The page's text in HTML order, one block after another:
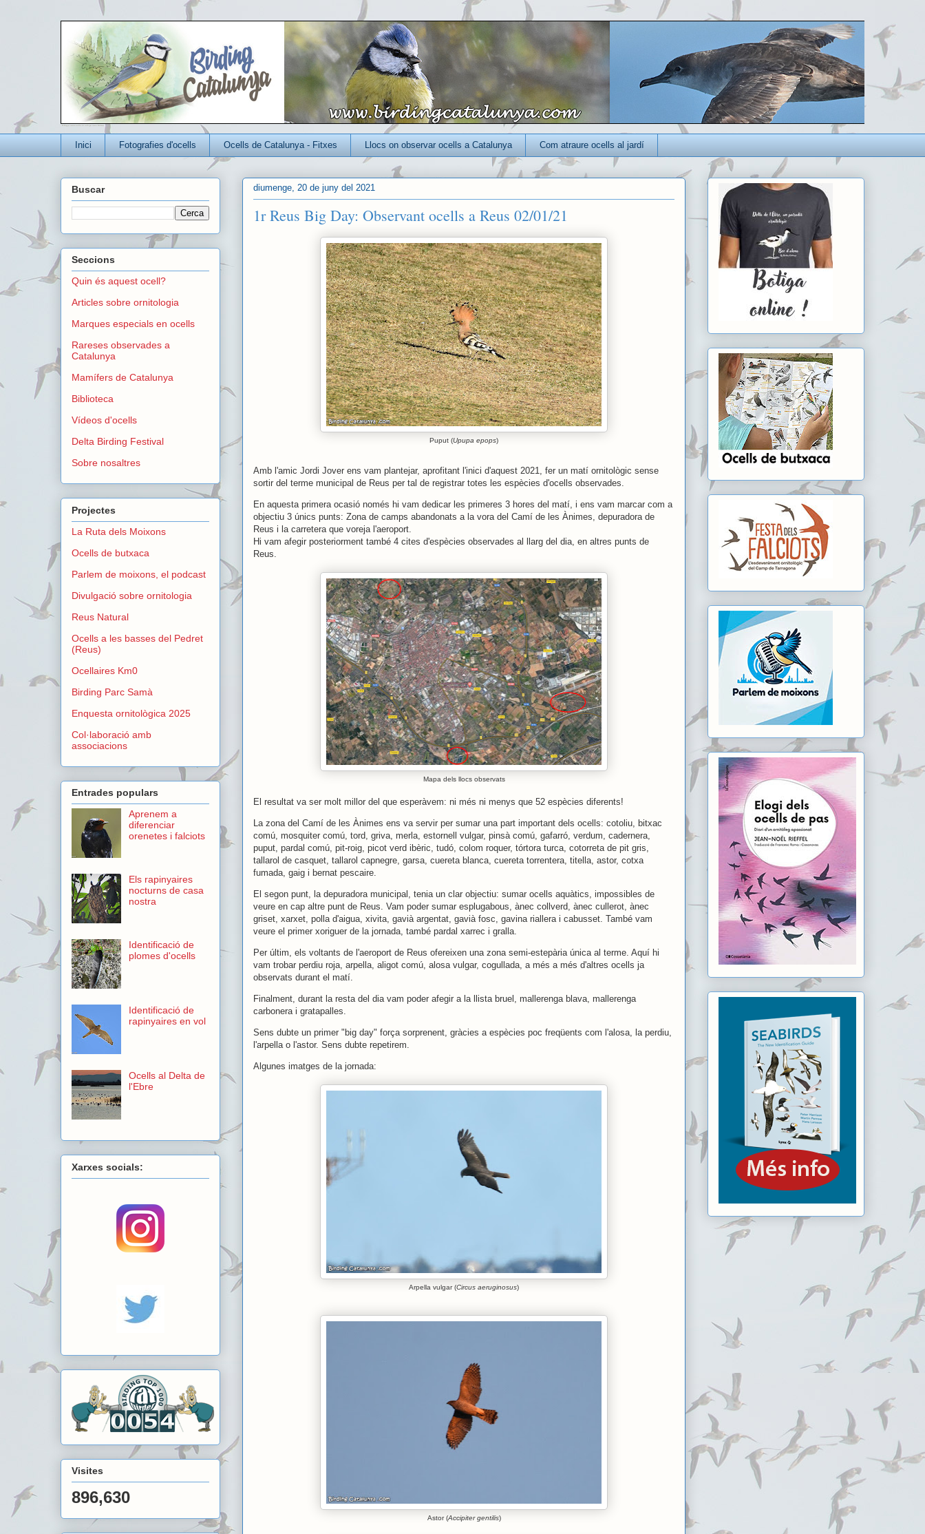
Un blog per conèixer millor els ocells que viuen a Catalunya
Inici Fotografies d'ocells Ocells de Catalunya - Fitxes Llocs on observar ocells a Catalunya Com atraure ocells al jardí
diumenge, 20 de juny del 2021
1r Reus Big Day: Observant ocells a Reus 02/01/21
Puput (Upupa epops)
Amb l'amic Jordi Jover ens vam plantejar, aprofitant l'inici d'aquest 2021, fer un matí ornitològic sense
sortir del terme municipal de Reus per tal de registrar totes les espècies d'ocells observades.
En aquesta primera ocasió només hi vam dedicar les primeres 3 hores del matí, i ens vam marcar com a
objectiu 3 únics punts: Zona de camps abandonats a la vora del Camí de les Ànimes, depuradora de
Reus i la carretera que voreja l'aeroport.
Hi vam afegir posteriorment també 4 cites d'espècies observades al llarg del dia, en altres punts de
Reus.
Mapa dels llocs observats
El resultat va ser molt millor del que esperàvem: ni més ni menys que 52 espècies diferents!
La zona del Camí de les Ànimes ens va servir per sumar una part important dels ocells: cotoliu, bitxac
comú, mosquiter comú, tord, griva, merla, estornell vulgar, pinsà comú, gafarró, verdum, cadernera,
puput, pardal comú, pit-roig, picot verd ibèric, tudó, colom roquer, tórtora turca, cotorreta de pit gris,
tallarol de casquet, tallarol capnegre, garsa, cuereta blanca, cuereta torrentera, titella, astor, cotxa
fumada, gaig i bernat pescaire.
El segon punt, la depuradora municipal, tenia un clar objectiu: sumar ocells aquàtics, impossibles de
veure en cap altre punt de Reus. Vam poder sumar esplugabous, ànec collverd, ànec cullerot, ànec
griset, xarxet, polla d'aigua, xivita, gavià argentat, gavià fosc, gavina riallera i cabusset. També vam
veure el primer xoriguer de la jornada, també pardal xarrec i gralla.
Per últim, els voltants de l'aeroport de Reus ofereixen una zona semi-estepària única al terme. Aquí hi
vam trobar perdiu roja, arpella, aligot comú, alosa vulgar, cogullada, a més a més d'altres ocells ja
observats durant el matí.
Finalment, durant la resta del dia vam poder afegir a la llista bruel, mallerenga blava, mallerenga
carbonera i gratapalles.
Sens dubte un primer "big day" força sorprenent, gràcies a espècies poc freqüents com l'alosa, la perdiu,
l'arpella o l'astor. Sens dubte repetirem.
Algunes imatges de la jornada:
Arpella vulgar (Circus aeruginosus)
Astor (Accipiter gentilis)
Buscar
Seccions
Quin és aquest ocell?
Articles sobre ornitologia
Marques especials en ocells
Rareses observades a
Catalunya
Mamífers de Catalunya
Biblioteca
Vídeos d'ocells
Delta Birding Festival
Sobre nosaltres
Projectes
La Ruta dels Moixons
Ocells de butxaca
Parlem de moixons, el podcast
Divulgació sobre ornitologia
Reus Natural
Ocells a les basses del Pedret
(Reus)
Ocellaires Km0
Birding Parc Samà
Enquesta ornitològica 2025
Col·laboració amb
associacions
Entrades populars
Aprenem a
diferenciar
orenetes i falciots
Els rapinyaires
nocturns de casa
nostra
Identificació de
plomes d'ocells
Identificació de
rapinyaires en vol
Ocells al Delta de
l'Ebre
Xarxes socials:
Visites
896,630